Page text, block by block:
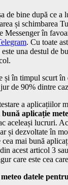
de bine după ce a
și schimbarea
Messenger în
. Cu toate
una destul de
și în timpul scurt
de 90% dintre
a aplicațiilor
aplicație
aceleași lucruri.
și dezvoltate în
mai bună
acest articol 3
care este cea
datele